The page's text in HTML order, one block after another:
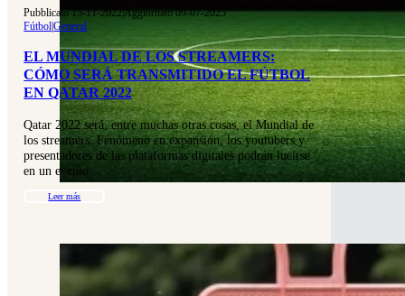
Pubblicato 15-11-2022|Aggiornato 09-07-2025
Fútbol|General
EL MUNDIAL DE LOS STREAMERS:
CÓMO SERÁ TRANSMITIDO EL FÚTBOL
EN QATAR 2022
Qatar 2022 será, entre muchas otras cosas, el Mundial de
los streamers. Fenómeno en expansión, los youtubers y
presentadores de las plataformas digitales podrán lucirse
en un evento…
Leer más